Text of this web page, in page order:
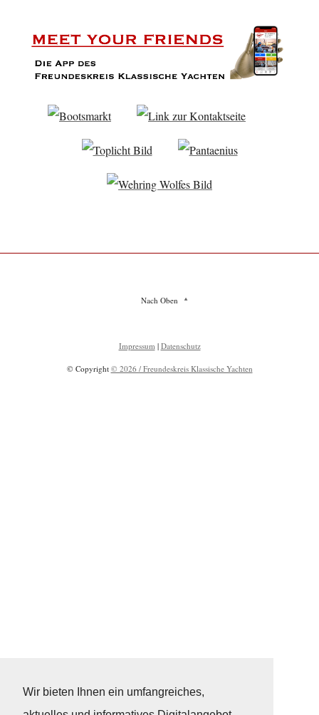
Wir bieten Ihnen ein umfangreiches,
Nach Oben
Impressum | Datenschutz
© Copyright © 2026 / Freundeskreis Klassische Yachten